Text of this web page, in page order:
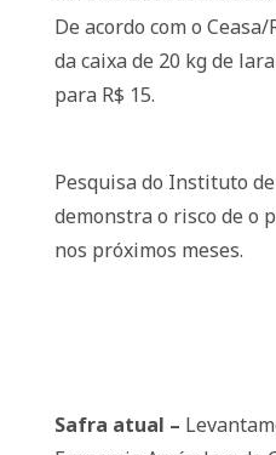
De acordo com o
da caixa de 20 kg de
para R$ 15.
Pesquisa do Instituto
demonstra o risco de o
nos próximos meses.
Safra atual –